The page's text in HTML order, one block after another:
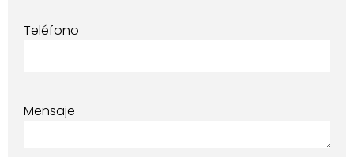
Teléfono
Mensaje